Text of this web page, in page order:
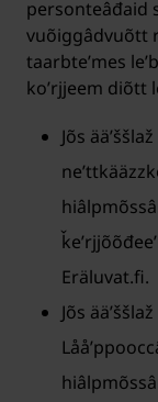
personteâđaid
vuõiggâdvuõtt
taarbteʹmes
koʹrjjeem diõtt
Jõs
Eräluvat.fi.
Jõs